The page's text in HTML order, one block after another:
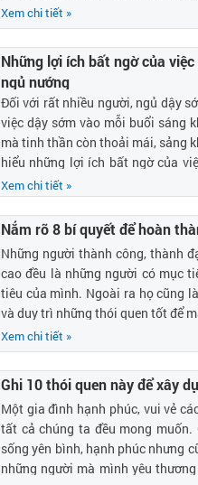
sự khác biệt giữa tự cao và tự đại
đây.
Xem chi tiết »
Những lợi ích bất ngờ của
ngủ nướng
Đối với rất nhiều người, ngủ dậy
việc dậy sớm vào mỗi buổi sáng
mà tinh thần còn thoải mái, sảng
hiểu những lợi ích bất ngờ của
người nhé!
Xem chi tiết »
Nắm rõ 8 bí quyết để hoàn
Những người thành công, thành
cao đều là những người có mục
tiêu của mình. Ngoài ra họ cũng
và duy trì những thói quen tốt để
Xem chi tiết »
Ghi 10 thói quen này để xây
Một gia đình hạnh phúc, vui vẻ
tất cả chúng ta đều mong
sống yên bình, hạnh phúc nhưng
những người mà mình yêu